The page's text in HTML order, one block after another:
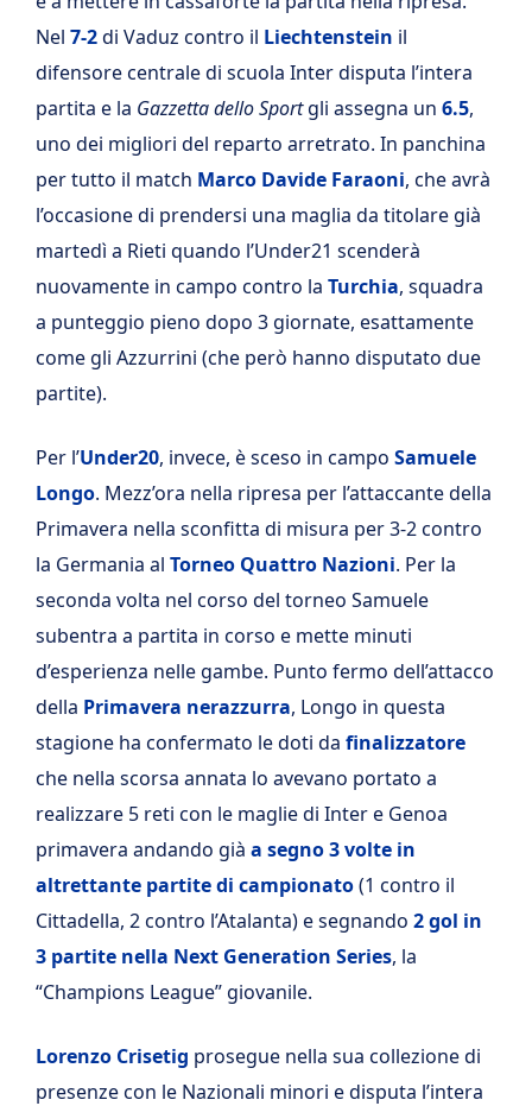
Nel 7-2di Vaduz contro il Liechtenstein il
difensore centrale di scuola Inter disputa l’intera
partita e la Gazzetta dello Sportgli assegna un 6.5,
uno dei migliori del reparto arretrato. In panchina
per tutto il match Marco Davide Faraoni, che avrà
l’occasione di prendersi una maglia da titolare già
martedì a Rieti quando l’Under21 scenderà
nuovamente in campo contro la Turchia, squadra
a punteggio pieno dopo 3 giornate, esattamente
come gli Azzurrini (che però hanno disputato due
partite).
Per l’Under20, invece, è sceso in campo Samuele
Longo. Mezz’ora nella ripresa per l’attaccante della
Primavera nella sconfitta di misura per 3-2 contro
la Germania al Torneo Quattro Nazioni. Per la
seconda volta nel corso del torneo Samuele
subentra a partita in corso e mette minuti
d’esperienza nelle gambe. Punto fermo dell’attacco
della Primavera nerazzurra, Longo in questa
stagione ha confermato le doti da finalizzatore
che nella scorsa annata lo avevano portato a
realizzare 5 reti con le maglie di Inter e Genoa
primavera andando già a segno 3 volte in
altrettante partite di campionato(1 contro il
Cittadella, 2 contro l’Atalanta) e segnando 2 gol in
3 partite nella Next Generation Series, la
“Champions League” giovanile.
Lorenzo Crisetig prosegue nella sua collezione di
presenze con le Nazionali minori e disputa l’intera